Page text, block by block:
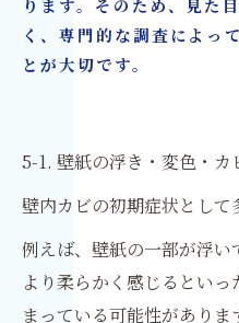
ります。そのため、見た
く、専門的な調査によっ
とが大切です。
5-1. 壁紙の浮き・変色・カ
壁内カビの初期症状として
例えば、壁紙の一部が浮
より柔らかく感じるとい
まっている可能性があり